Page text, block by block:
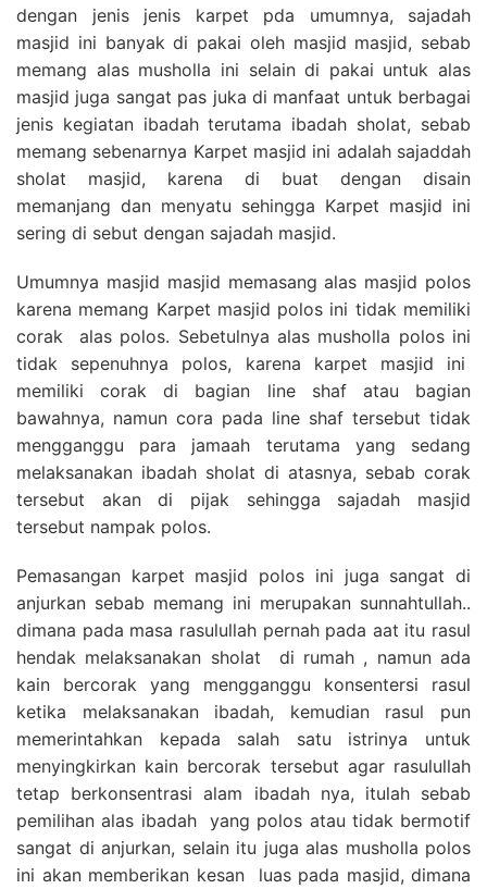
dengan jenis jenis karpet pda umumnya, sajadah
masjid ini banyak di pakai oleh masjid masjid, sebab
memang alas musholla ini selain di pakai untuk alas
masjid juga sangat pas juka di manfaat untuk berbagai
jenis kegiatan ibadah terutama ibadah sholat, sebab
memang sebenarnya Karpet masjid ini adalah sajaddah
sholat masjid, karena di buat dengan disain
memanjang dan menyatu sehingga Karpet masjid ini
sering di sebut dengan sajadah masjid.
Umumnya masjid masjid memasang alas masjid polos
karena memang Karpet masjid polos ini tidak memiliki
corak alas polos. Sebetulnya alas musholla polos ini
tidak sepenuhnya polos, karena karpet masjid ini
memiliki corak di bagian line shaf atau bagian
bawahnya, namun cora pada line shaf tersebut tidak
mengganggu para jamaah terutama yang sedang
melaksanakan ibadah sholat di atasnya, sebab corak
tersebut akan di pijak sehingga sajadah masjid
tersebut nampak polos.
Pemasangan karpet masjid polos ini juga sangat di
anjurkan sebab memang ini merupakan sunnahtullah..
dimana pada masa rasulullah pernah pada aat itu rasul
hendak melaksanakan sholat di rumah , namun ada
kain bercorak yang mengganggu konsentersi rasul
ketika melaksanakan ibadah, kemudian rasul pun
memerintahkan kepada salah satu istrinya untuk
menyingkirkan kain bercorak tersebut agar rasulullah
tetap berkonsentrasi alam ibadah nya, itulah sebab
pemilihan alas ibadah yang polos atau tidak bermotif
sangat di anjurkan, selain itu juga alas musholla polos
ini akan memberikan kesan luas pada masjid, dimana